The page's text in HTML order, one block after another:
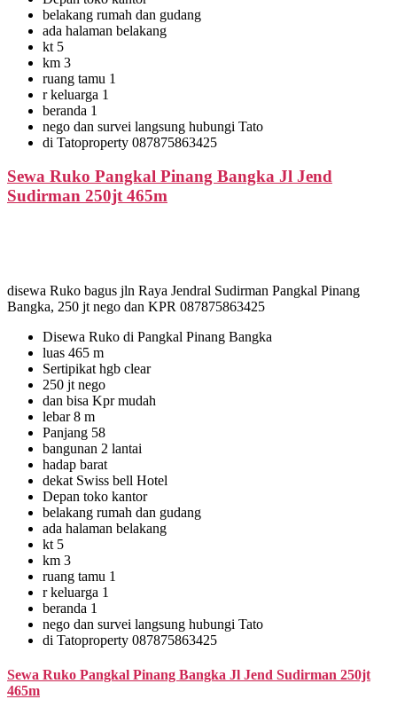
belakang rumah dan gudang
ada halaman belakang
kt 5
km 3
ruang tamu 1
r keluarga 1
beranda 1
nego dan survei langsung hubungi Tato
di Tatoproperty 087875863425
Sewa Ruko Pangkal Pinang Bangka Jl Jend
Sudirman 250jt 465m
disewa Ruko bagus jln Raya Jendral Sudirman Pangkal Pinang
Bangka, 250 jt nego dan KPR 087875863425
Disewa Ruko di Pangkal Pinang Bangka
luas 465 m
Sertipikat hgb clear
250 jt nego
dan bisa Kpr mudah
lebar 8 m
Panjang 58
bangunan 2 lantai
hadap barat
dekat Swiss bell Hotel
Depan toko kantor
belakang rumah dan gudang
ada halaman belakang
kt 5
km 3
ruang tamu 1
r keluarga 1
beranda 1
nego dan survei langsung hubungi Tato
di Tatoproperty 087875863425
Sewa Ruko Pangkal Pinang Bangka Jl Jend Sudirman 250jt
465m